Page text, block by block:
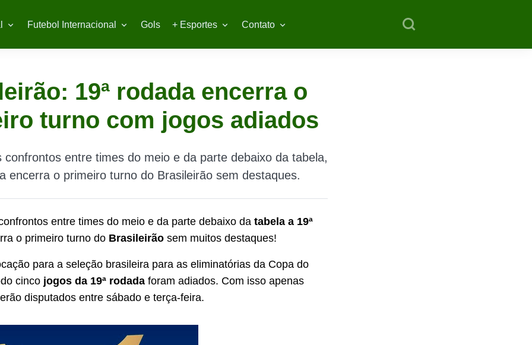
Futebol Internacional Gols + Esportes Contato
19ª rodada encerra o
turno com jogos adiados
confrontos entre times do meio e da parte debaixo da tabela,
encerra o primeiro turno do Brasileirão sem destaques.
entre times do meio e da parte debaixo da tabela a 19ª
o primeiro turno do Brasileirão sem muitos destaques!
para a seleção brasileira para as eliminatórias da Copa do
cinco jogos da 19ª rodada foram adiados. Com isso apenas
disputados entre sábado e terça-feira.